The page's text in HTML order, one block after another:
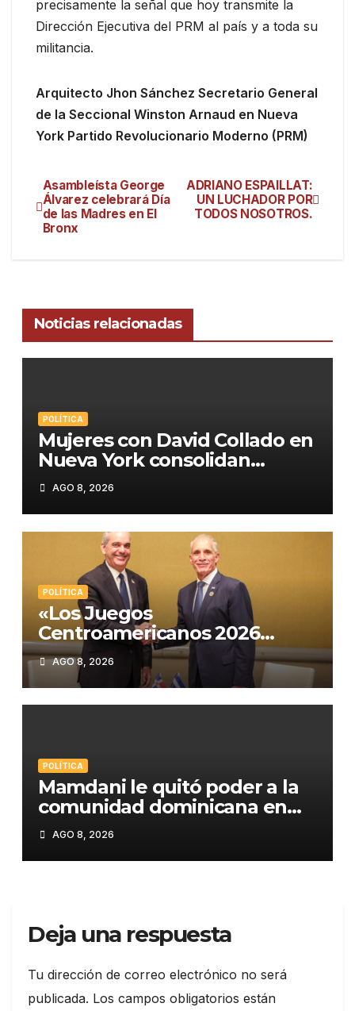
precisamente la señal que hoy transmite la
Dirección Ejecutiva del PRM al país y a toda su
militancia.
Arquitecto Jhon Sánchez Secretario General
de la Seccional Winston Arnaud en Nueva
York Partido Revolucionario Moderno (PRM)
ADRIANO ESPAILLAT:
UN LUCHADOR POR
TODOS NOSOTROS.
Asambleísta George
Álvarez celebrará Día
de las Madres en El
Bronx
Noticias relacionadas
POLÍTICA
Mujeres con David Collado en
Nueva York consolidan
respaldo político en
encuentro en El Bronx
AGO 8, 2026
POLÍTICA
«Los Juegos
Centroamericanos 2026
marcan un antes y después:
Asfura pide asesoría a
Abinader para Honduras
2029»
AGO 8, 2026
POLÍTICA
Mamdani le quitó poder a la
comunidad dominicana en
Washington
AGO 8, 2026
Deja una respuesta
Tu dirección de correo electrónico no será
publicada. Los campos obligatorios están